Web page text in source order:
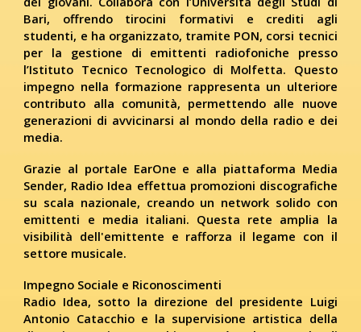
Bari, offrendo tirocini formativi e crediti agli
studenti, e ha organizzato, tramite PON, corsi tecnici
per la gestione di emittenti radiofoniche presso
l’Istituto Tecnico Tecnologico di Molfetta. Questo
impegno nella formazione rappresenta un ulteriore
contributo alla comunità, permettendo alle nuove
generazioni di avvicinarsi al mondo della radio e dei
media.
Grazie al portale EarOne e alla piattaforma Media
Sender, Radio Idea effettua promozioni discografiche
su scala nazionale, creando un network solido con
emittenti e media italiani. Questa rete amplia la
visibilità dell'emittente e rafforza il legame con il
settore musicale.
Impegno Sociale e Riconoscimenti
Radio Idea, sotto la direzione del presidente Luigi
Antonio Catacchio e la supervisione artistica della